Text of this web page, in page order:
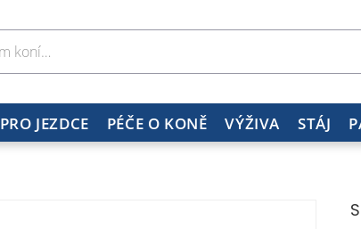
PRO JEZDCE PÉČE O KONĚ VÝŽIVA STÁJ